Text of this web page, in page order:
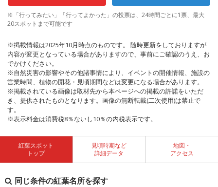
※「行ってみたい」「行ってよかった」の投票は、24時間ごとに1票、最大
20スポットまで可能です
※掲載情報は2025年10月時点のものです。 随時更新をしておりますが
内容が変更となっている場合がありますので、事前にご確認のうえ、お
でかけください。
※自然災害の影響やその他諸事情により、イベントの開催情報、施設の
営業時間、植物の開花・見頃期間などは変更になる場合があります。
※掲載されている画像は取材先から本ページへの掲載の許諾をいただ
き、提供されたものとなります。画像の無断転載(二次使用)は禁止で
す。
※表示料金は消費税8％ないし10％の内税表示です。
紅葉スポット
トップ
見頃時期など
詳細データ
地図・
アクセス
同じ条件の紅葉名所を探す